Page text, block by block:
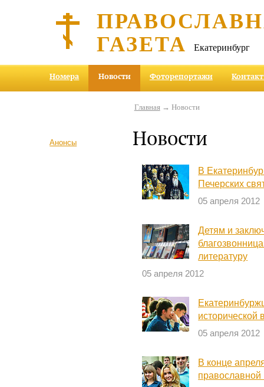
ГАЗЕТА Екатеринбург
Номера Новости Фоторепортажи
Анонсы
Главная→ Новости
Новости
В
Печерских
05 апреля 2012
Детям и
литературу
05 апреля 2012
исторической
05 апреля 2012
В конце